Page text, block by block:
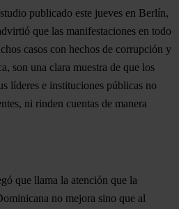
publicado este jueves en Berlín,
que las manifestaciones en todo
casos con hechos de corrupción y
son una clara muestra de que los
líderes e instituciones públicas no
ni rinden cuentas de manera
que llama la atención que la
no mejora sino que al